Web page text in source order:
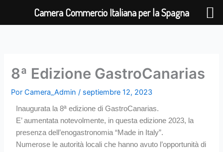
8ª Edizione GastroCanarias
PorCamera_Admin/ septiembre 12, 2023
Inaugurata la 8ª edizione di GastroCanarias.
E’ aumentata notevolmente, in questa edizione 2023, la
presenza dell’enogastronomia “Made in Italy”.
Numerose le autorità locali che hanno avuto l’opportunità di
Camera Commercio Italiana per la Spagna